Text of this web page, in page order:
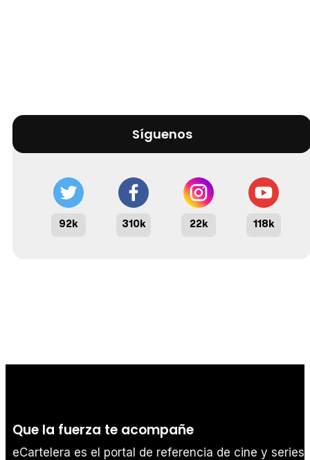
Síguenos
92k 310k 22k 118k
Que la fuerza te acompañe
eCartelera es el portal de referencia de cine y series.